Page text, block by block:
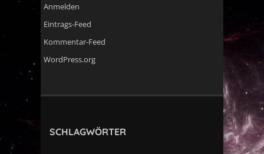
Anmelden
Eintrags-Feed
Kommentar-Feed
WordPress.org
SCHLAGWÖRTER